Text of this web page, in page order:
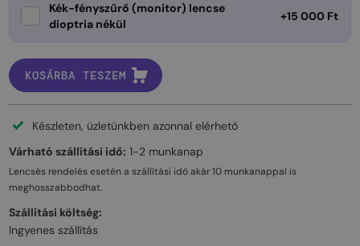
Kék-fényszűrő (monitor) lencse
dioptria nékül
+15 000 Ft
KOSÁRBA TESZEM
Készleten, üzletünkben azonnal elérhető
Várható szállítási idő: 1-2 munkanap
Lencsés rendelés esetén a szállítási idő akár10 munkanappal is
meghosszabbodhat.
Szállítási költség:
Ingyenes szállítás